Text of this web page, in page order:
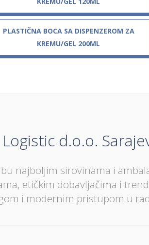
PLASTIČNA BOCA SA DISPENZEROM ZA
KREMU/GEL 200ML
d.o.o.
najboljim sirovinama i
etičkim dobavljačima i
i modernim pristupom u